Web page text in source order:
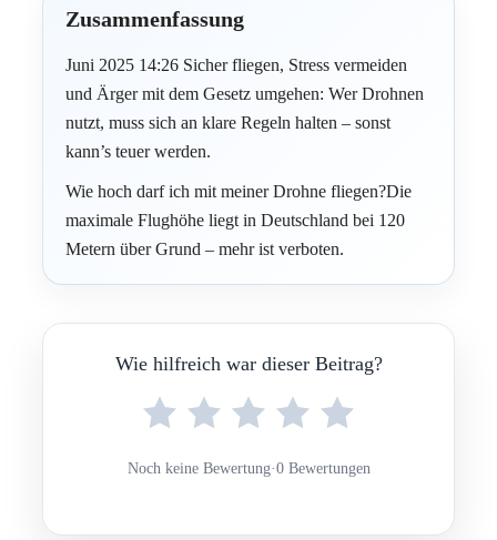
Zusammenfassung
Juni 2025 14:26 Sicher fliegen, Stress vermeiden
und Ärger mit dem Gesetz umgehen: Wer Drohnen
nutzt, muss sich an klare Regeln halten – sonst
kann’s teuer werden.
Wie hoch darf ich mit meiner Drohne fliegen?Die
maximale Flughöhe liegt in Deutschland bei 120
Metern über Grund – mehr ist verboten.
Wie hilfreich war dieser Beitrag?
Noch keine Bewertung·0 Bewertungen